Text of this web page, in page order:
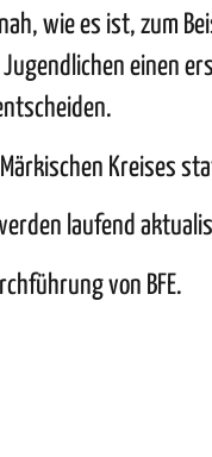
wie es ist, zum
einen
Kreises
laufend
von BFE.